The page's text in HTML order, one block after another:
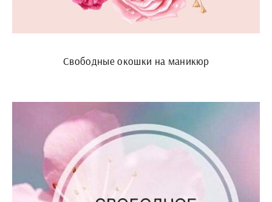
Свободные окошки на маникюр